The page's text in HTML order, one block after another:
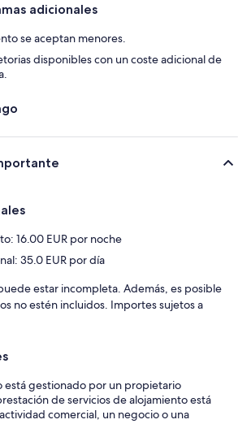
adicionales
se aceptan menores.
disponibles con un coste adicional de
16.00 EUR por noche
35.0 EUR por día
estar incompleta. Además, es posible
no estén incluidos. Importes sujetos a
está gestionado por un propietario
de servicios de alojamiento está
comercial, un negocio o una